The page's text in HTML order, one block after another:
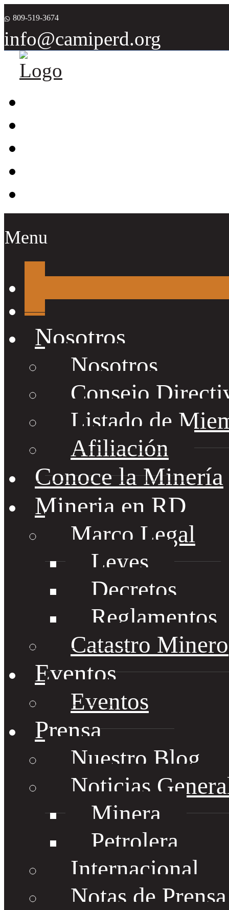
809-519-3674
info@camiperd.org
Menu
Nosotros
Nosotros
Consejo
Listado de
Afiliación
Conoce la Minería
Mineria en RD
Marco Legal
Leyes
Decretos
Reglamentos
Catastro Minero
Eventos
Eventos
Prensa
Nuestro Blog
Noticias
Minera
Petrolera
Internacional
Notas de